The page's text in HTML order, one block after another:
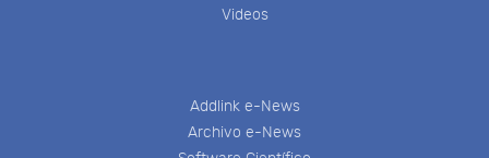
Videos
Addlink e-News
Archivo e-News